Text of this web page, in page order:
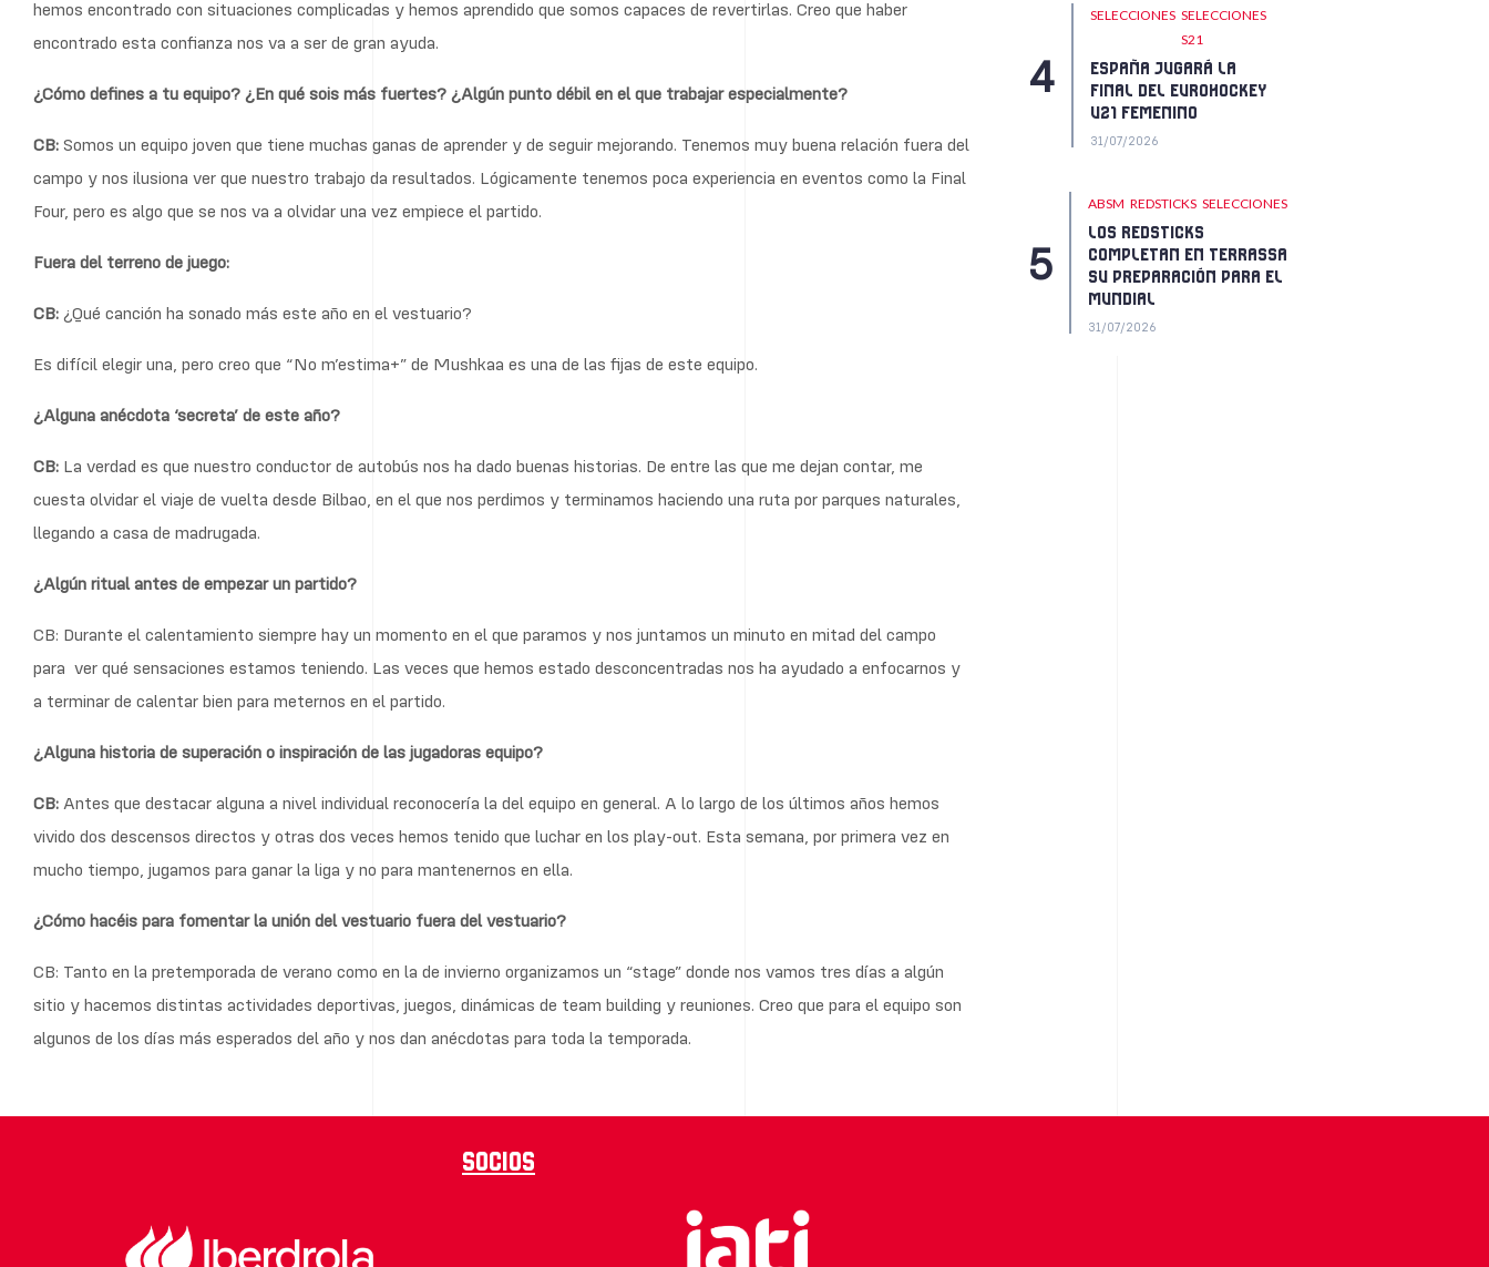
hemos encontrado con situaciones complicadas y hemos aprendido que somos capaces de revertirlas. Creo que haber
encontrado esta confianza nos va a ser de gran ayuda.
¿Cómo defines a tu equipo? ¿En qué sois más fuertes? ¿Algún punto débil en el que trabajar especialmente?
CB: Somos un equipo joven que tiene muchas ganas de aprender y de seguir mejorando. Tenemos muy buena relación fuera del
campo y nos ilusiona ver que nuestro trabajo da resultados. Lógicamente tenemos poca experiencia en eventos como la Final
Four, pero es algo que se nos va a olvidar una vez empiece el partido.
Fuera del terreno de juego:
CB: ¿Qué canción ha sonado más este año en el vestuario?
Es difícil elegir una, pero creo que “No m’estima+” de Mushkaa es una de las fijas de este equipo.
¿Alguna anécdota ‘secreta’ de este año?
CB: La verdad es que nuestro conductor de autobús nos ha dado buenas historias. De entre las que me dejan contar, me
cuesta olvidar el viaje de vuelta desde Bilbao, en el que nos perdimos y terminamos haciendo una ruta por parques naturales,
llegando a casa de madrugada.
¿Algún ritual antes de empezar un partido?
CB: Durante el calentamiento siempre hay un momento en el que paramos y nos juntamos un minuto en mitad del campo
para ver qué sensaciones estamos teniendo. Las veces que hemos estado desconcentradas nos ha ayudado a enfocarnos y
a terminar de calentar bien para meternos en el partido.
¿Alguna historia de superación o inspiración de las jugadoras equipo?
CB: Antes que destacar alguna a nivel individual reconocería la del equipo en general. A lo largo de los últimos años hemos
vivido dos descensos directos y otras dos veces hemos tenido que luchar en los play-out. Esta semana, por primera vez en
mucho tiempo, jugamos para ganar la liga y no para mantenernos en ella.
¿Cómo hacéis para fomentar la unión del vestuario fuera del vestuario?
CB: Tanto en la pretemporada de verano como en la de invierno organizamos un “stage” donde nos vamos tres días a algún
sitio y hacemos distintas actividades deportivas, juegos, dinámicas de team building y reuniones. Creo que para el equipo son
algunos de los días más esperados del año y nos dan anécdotas para toda la temporada.
SELECCIONES SELECCIONES
S21
ESPAÑA JUGARÁ LA
FINAL DEL EUROHOCKEY
U21 FEMENINO
31/07/2026
ABSM REDSTICKS SELECCIONES
LOS REDSTICKS
COMPLETAN EN TERRASSA
SU PREPARACIÓN PARA EL
MUNDIAL
31/07/2026
Socios